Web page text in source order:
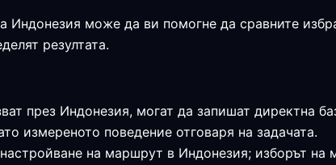
може да ви помогне да сравните
резултата.
през Индонезия, могат да запишат директна
измереното поведение отговаря на задачата.
на маршрут в Индонезия; изборът